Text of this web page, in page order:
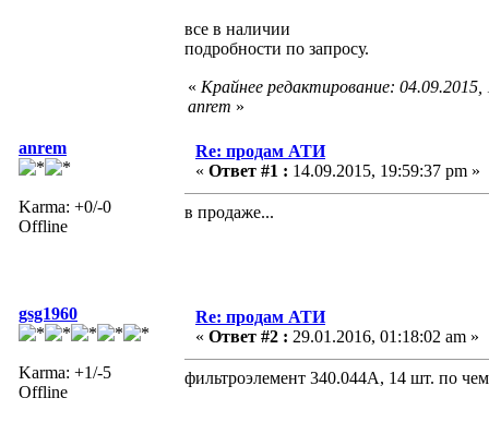
все в наличии
подробности по запросу.
« Крайнее редактирование:
anrem »
anrem
Karma: +0/-0
Offline
Re: продам АТИ
« Ответ #1 : 14.09.2015, 19:59:37 pm »
в продаже...
gsg1960
Karma: +1/-5
Offline
Re: продам АТИ
« Ответ #2 : 29.01.2016, 01:18:02 am »
фильтроэлемент 340.044А, 14 шт. по